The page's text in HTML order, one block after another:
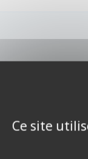
Ce site